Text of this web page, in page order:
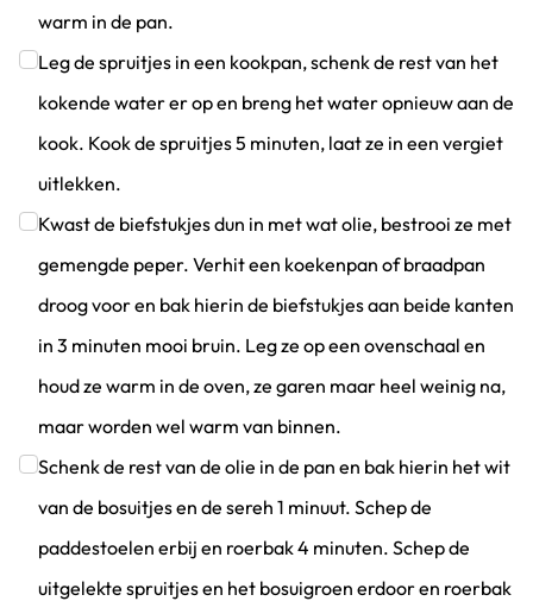
warm in de pan.
Klik om dit selectievakje aan te vinken
Leg de spruitjes in een kookpan, schenk de rest van het
kokende water er op en breng het water opnieuw aan de
kook. Kook de spruitjes 5 minuten, laat ze in een vergiet
uitlekken.
Klik om dit selectievakje aan te vinken
Kwast de biefstukjes dun in met wat olie, bestrooi ze met
gemengde peper. Verhit een koekenpan of braadpan
droog voor en bak hierin de biefstukjes aan beide kanten
in 3 minuten mooi bruin. Leg ze op een ovenschaal en
houd ze warm in de oven, ze garen maar heel weinig na,
maar worden wel warm van binnen.
Klik om dit selectievakje aan te vinken
Schenk de rest van de olie in de pan en bak hierin het wit
van de bosuitjes en de sereh 1 minuut. Schep de
paddestoelen erbij en roerbak 4 minuten. Schep de
uitgelekte spruitjes en het bosuigroen erdoor en roerbak